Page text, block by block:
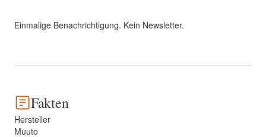
Einmalige Benachrichtigung. Kein Newsletter.
Fakten
Hersteller
Muuto